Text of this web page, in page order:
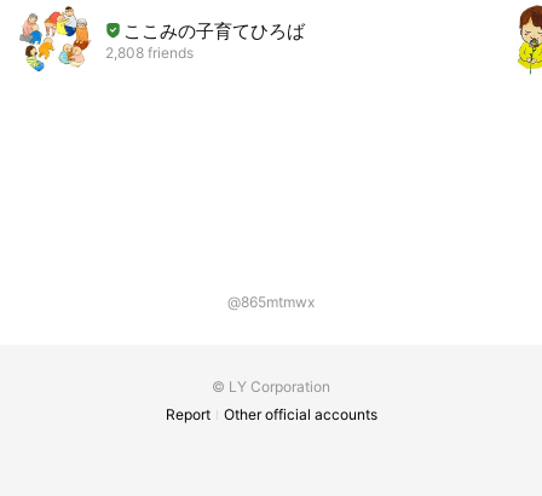
ここみの子育てひろば
2,808 friends
@865mtmwx
© LY Corporation
Report
Other official accounts